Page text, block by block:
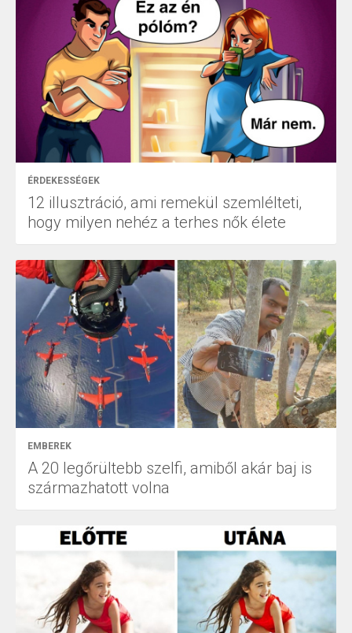
ÉRDEKESSÉGEK
12 illusztráció, ami remekül szemlélteti,
hogy milyen nehéz a terhes nők élete
EMBEREK
A 20 legőrültebb szelfi, amiből akár baj is
származhatott volna